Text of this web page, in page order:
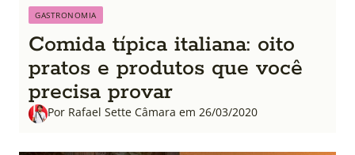
GASTRONOMIA
Comida típica italiana: oito
pratos e produtos que você
precisa provar
Por Rafael Sette Câmara em 26/03/2020